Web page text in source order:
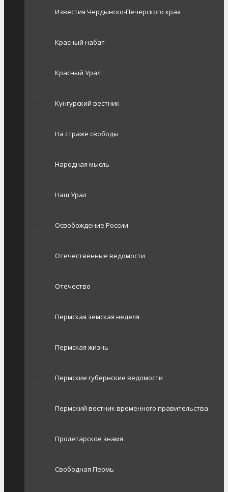
Известия Чердынско-Печерского края
Красный набат
Красный Урал
Кунгурский вестник
На страже свободы
Народная мысль
Наш Урал
Освобождение России
Отечественные ведомости
Отечество
Пермская земская неделя
Пермская жизнь
Пермские губернские ведомости
Пермский вестник временного правительства
Пролетарское знамя
Свободная Пермь